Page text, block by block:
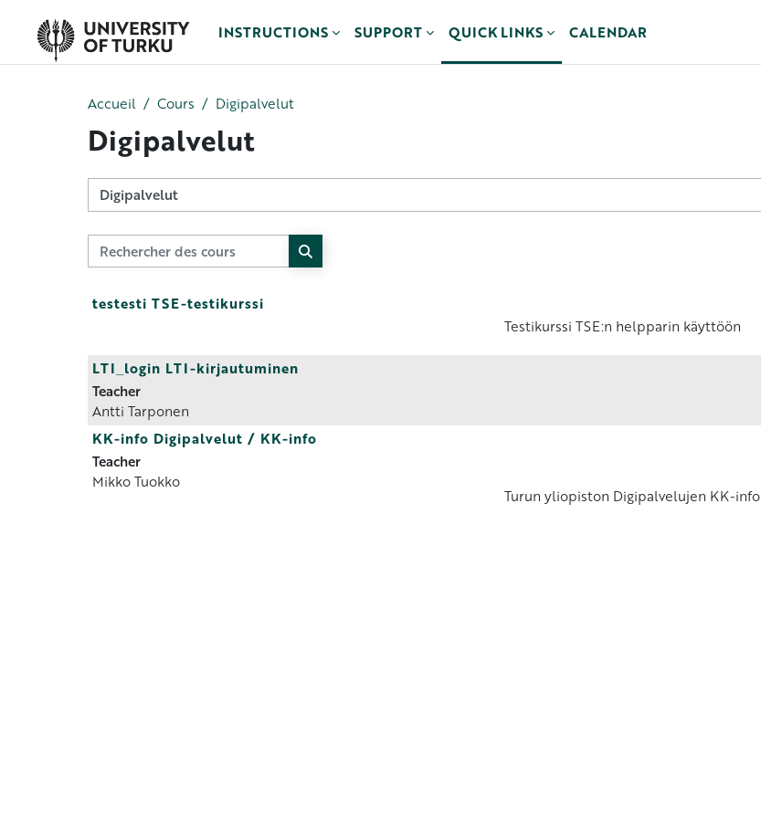
INSTRUCTIONS
SUPPORT QUICK LINKS CALENDAR
Accueil Cours Digipalvelut
Digipalvelut
Catégories de cours
Rechercher des cours
Rechercher des cours
testesti TSE-testikurssi
Testikurssi TSE:n helpparin käyttöön
LTI_login LTI-kirjautuminen
Teacher
Antti Tarponen
KK-info Digipalvelut / KK-info
Turun yliopiston Digipalvelujen KK-info
Teacher
Mikko Tuokko